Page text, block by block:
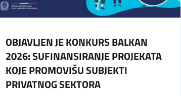
OBJAVLJEN JE KONKURS BALKAN
2026: SUFINANSIRANJE PROJEKATA
KOJE PROMOVIŠU SUBJEKTI
PRIVATNOG SEKTORA